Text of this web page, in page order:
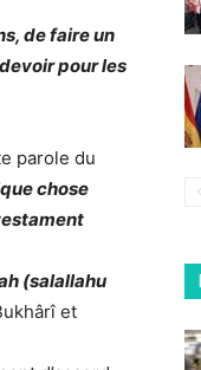
de faire un
pour les
parole du
chose
(salallahu
et